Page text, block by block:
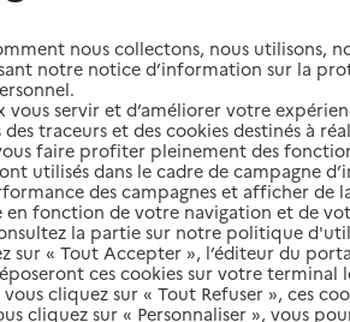
Isère, ISERE
et services autour de Saint-
nous collectons, nous utilisons,
notre notice d’information sur la
vous servir et d’améliorer votre
traceurs et des cookies destinés à
faire profiter pleinement des
utilisés dans le cadre de campagne
des campagnes et afficher de
en fonction de votre navigation et de
la partie sur notre politique
sur « Tout Accepter », l’éditeur du
ces cookies sur votre terminal
cliquez sur « Tout Refuser », ces
cliquez sur « Personnaliser », vous